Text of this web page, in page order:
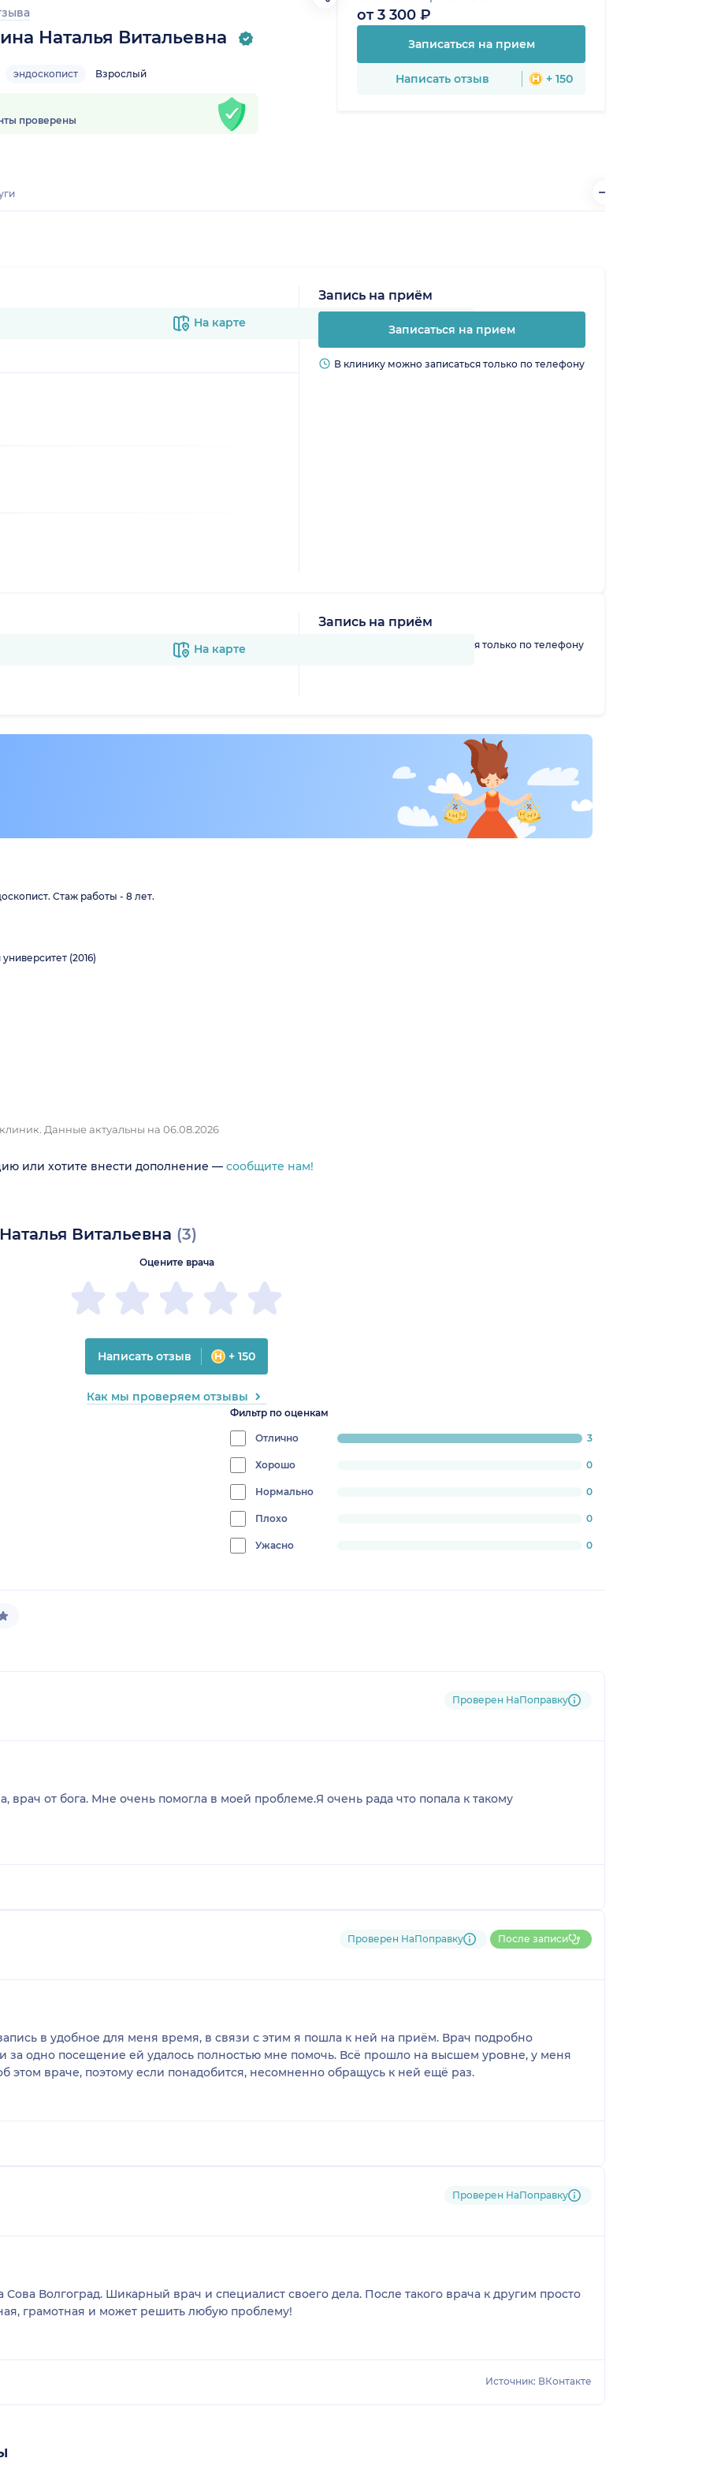
Наталья Витальевна
эндоскопист Взрослый
проверены
от 3 300 ₽
Записаться на прием
Написать отзыв + 150
На карте
Запись на приём
Записаться на прием
В клинику можно записаться только по телефону
На карте
Запись на приём
В клинику можно записаться только по телефону
Стаж работы - 8 лет.
(2016)
Данные актуальны на 06.08.2026
или хотите внести дополнение — сообщите нам!
Витальевна (3)
Фильтр по оценкам
Отлично
progress:
3
Хорошо 0
Нормально 0
Плохо 0
Ужасно 0
Оцените врача
Написать отзыв + 150
Как мы проверяем отзывы
Проверен НаПоправку
от бога. Мне очень помогла в моей проблеме.Я очень рада что попала к такому
Проверен НаПоправку После записи
в удобное для меня время, в связи с этим я пошла к ней на приём. Врач подробно
за одно посещение ей удалось полностью мне помочь. Всё прошло на высшем уровне, у меня
этом враче, поэтому если понадобится, несомненно обращусь к ней ещё раз.
Проверен НаПоправку
Сова Волгоград. Шикарный врач и специалист своего дела. После такого врача к другим просто
грамотная и может решить любую проблему!
Источник: ВКонтакте